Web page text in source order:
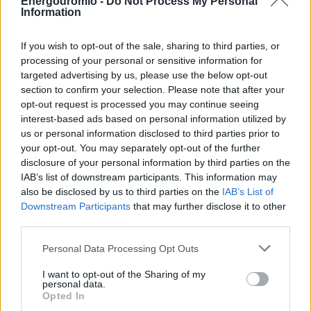
Information
If you wish to opt-out of the sale, sharing to third parties, or
processing of your personal or sensitive information for
targeted advertising by us, please use the below opt-out
section to confirm your selection. Please note that after your
opt-out request is processed you may continue seeing
interest-based ads based on personal information utilized by
us or personal information disclosed to third parties prior to
your opt-out. You may separately opt-out of the further
disclosure of your personal information by third parties on the
IAB’s list of downstream participants. This information may
also be disclosed by us to third parties on the IAB’s List of
Downstream Participants that may further disclose it to other
Personal Data Processing Opt Outs
I want to opt-out of the Sharing of my
personal data.
Opted In
γρήγορα αναλύονται, τόσο πιο γρήγορα μετατρέπονται σε
Η φιλοσοφία του συνοψίζεται σε τρεις άξονες:
διορατικότητα, προσαρμοστικότητα και διαρκή βελτίωση
– στοιχεία που, όπως εκτιμά, ξεχωρίζουν τις